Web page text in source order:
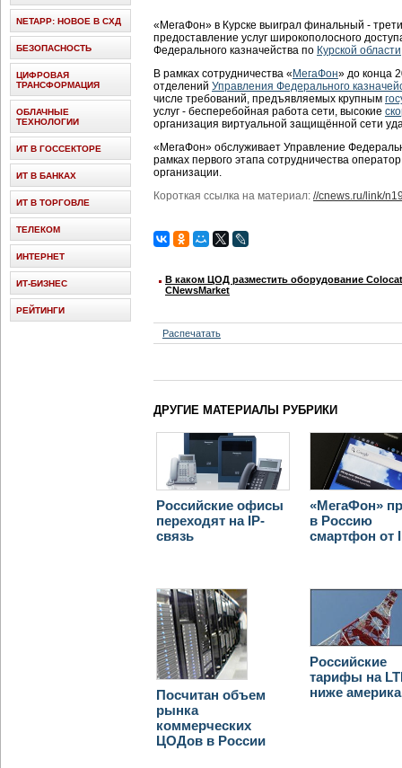
«МегаФон» в Курске выиграл финальный -
предоставление услуг широкополосного
Федерального казначейства по Курской области
В рамках сотрудничества « МегаФон» до конца
отделений Управления Федерального
числе требований, предъявляемых крупным
услуг - бесперебойная работа сети, высокие
организация виртуальной защищённой сети
«МегаФон» обслуживает Управление
рамках первого этапа сотрудничества
организации.
Короткая ссылка на материал: //cnews.ru/link/
В каком ЦОД разместить оборудование
CNewsMarket
Распечатать
ДРУГИЕ МАТЕРИАЛЫ РУБРИКИ
Российские офисы
переходят на IP-
связь
«МегаФон»
в Россию
смартфон от
Посчитан объем
рынка
коммерческих
ЦОДов в России
Российские
тарифы на
ниже
NETAPP: НОВОЕ В СХД
БЕЗОПАСНОСТЬ
ЦИФРОВАЯ
ТРАНСФОРМАЦИЯ
ОБЛАЧНЫЕ
ТЕХНОЛОГИИ
ИТ В ГОССЕКТОРЕ
ИТ В БАНКАХ
ИТ В ТОРГОВЛЕ
ТЕЛЕКОМ
ИНТЕРНЕТ
ИТ-БИЗНЕС
РЕЙТИНГИ